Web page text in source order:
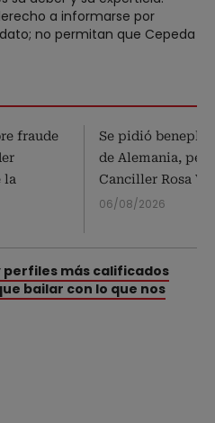
a informarse por
no permitan que Cepeda
fraude
la
Se pidió
de Alemania,
Canciller Rosa
06/08/2026
perfiles más calificados
bailar con lo que nos